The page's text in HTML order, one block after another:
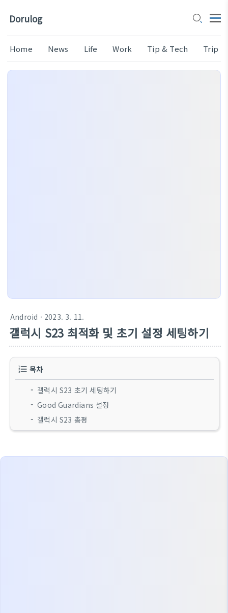
Dorulog
Home News Life Work Tip & Tech Trip
Android · 2023. 3. 11.
갤럭시 S23 최적화 및 초기 설정 세팅하기
목차
갤럭시 S23 초기 세팅하기
Good Guardians 설정
갤럭시 S23 총평